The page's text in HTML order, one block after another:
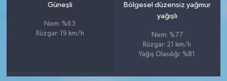
Güneşli
Nem: %63
Rüzgar: 19 km/h
Bölgesel düzensiz yağmur
yağışlı
Nem: %77
Rüzgar: 21 km/h
Yağış Olasılığı: %81